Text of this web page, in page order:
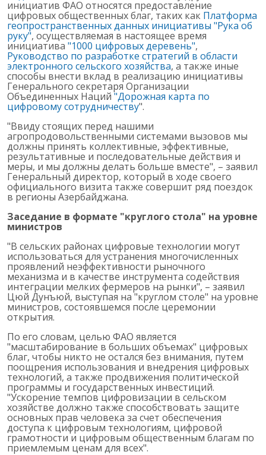
инициатив ФАО относятся предоставление
цифровых общественных благ, таких как Платформа
геопространственных данных инициативы "Рука об
руку", осуществляемая в настоящее время
инициатива "1000 цифровых деревень",
Руководство по разработке стратегий в области
электронного сельского хозяйства, а также иные
способы внести вклад в реализацию инициативы
Генерального секретаря Организации
Объединенных Наций"Дорожная карта по
цифровому сотрудничеству".
"Ввиду стоящих перед нашими
агропродовольственными системами вызовов мы
должны принять коллективные, эффективные,
результативные и последовательные действия и
меры, и мы должны делать больше вместе", – заявил
Генеральный директор, который в ходе своего
официального визита также совершит ряд поездок
в регионы Азербайджана.
Заседание в формате "круглого стола" на уровне
министров
"В сельских районах цифровые технологии могут
использоваться для устранения многочисленных
проявлений неэффективности рыночного
механизма и в качестве инструмента содействия
интеграции мелких фермеров на рынки", – заявил
Цюй Дунъюй, выступая на "круглом столе" на уровне
министров, состоявшемся после церемонии
открытия.
По его словам, целью ФАО является
"масштабирование в больших объемах" цифровых
благ, чтобы никто не остался без внимания, путем
поощрения использования и внедрения цифровых
технологий, а также продвижения политической
программы и государственных инвестиций.
"Ускорение темпов цифровизации в сельском
хозяйстве должно также способствовать защите
основных прав человека за счет обеспечения
доступа к цифровым технологиям, цифровой
грамотности и цифровым общественным благам по
приемлемым ценам для всех".